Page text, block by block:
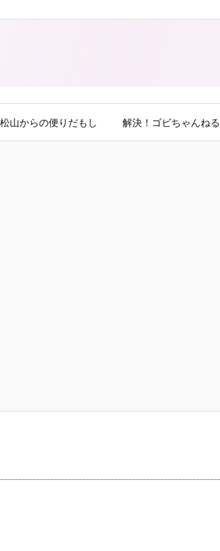
松山からの便りだもし 解決！ゴビちゃんねる